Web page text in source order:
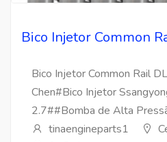
Bico Injetor Common
Bico Injetor Common Rail
Chen#Bico Injetor
2.7##Bomba de Alta
tinaengineparts1